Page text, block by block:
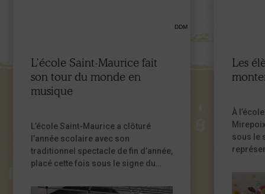
DDM
L’école Saint-Maurice fait
son tour du monde en
musique
L’école Saint-Maurice a clôturé
l’année scolaire avec son
traditionnel spectacle de fin d’année,
placé cette fois sous le signe du
élèves ont offert aux familles un
Les
À
sous le
offrant